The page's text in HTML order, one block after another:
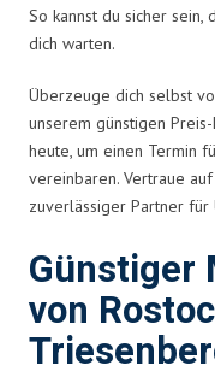
So kannst du sicher sein,
dich warten.
Überzeuge dich selbst
unserem günstigen
heute, um einen Termin
vereinbaren. Vertraue
zuverlässiger Partner für
Günstiger
von